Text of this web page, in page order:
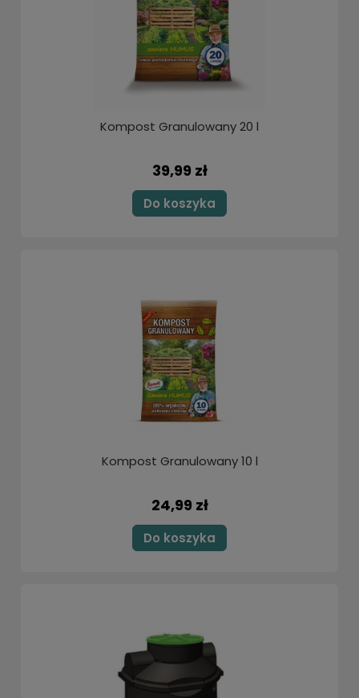
Kompost Granulowany 20 l
39,99 zł
Do koszyka
Kompost Granulowany 10 l
24,99 zł
Do koszyka